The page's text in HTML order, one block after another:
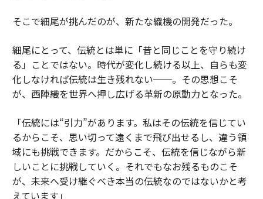
そこで細尾が挑んだのが、新たな織機の開発だった。
細尾にとって、伝統とは単に「昔と同じことを守り続け
る」ことではない。時代が変化し続ける以上、自らも変
化しなければ伝統は生き残れない──。その思想こそ
が、西陣織を世界へ押し広げる革新の原動力となった。
「伝統には“引力”があります。私はその伝統を信じてい
るからこそ、思い切って遠くまで飛び出せるし、違う領
域にも挑戦できます。だからこそ、伝統を信じながら新
しいことに挑戦していく。それでもなお残るものこそ
が、未来へ受け継ぐべき本当の伝統なのではないかと考
えています」